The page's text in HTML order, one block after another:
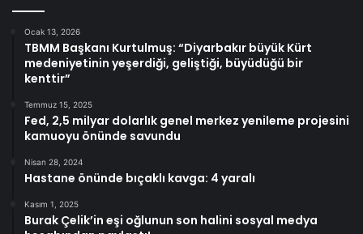
Ocak 13, 2026
TBMM Başkanı Kurtulmuş: “Diyarbakır büyük Kürt
medeniyetinin yeşerdiği, geliştiği, büyüdüğü bir
kenttir”
Temmuz 15, 2025
Fed, 2,5 milyar dolarlık genel merkez yenileme projesini
kamuoyu önünde savundu
Nisan 28, 2024
Hastane önünde bıçaklı kavga: 4 yaralı
Kasım 1, 2025
Burak Çelik’in eşi oğlunun son halini sosyal medya